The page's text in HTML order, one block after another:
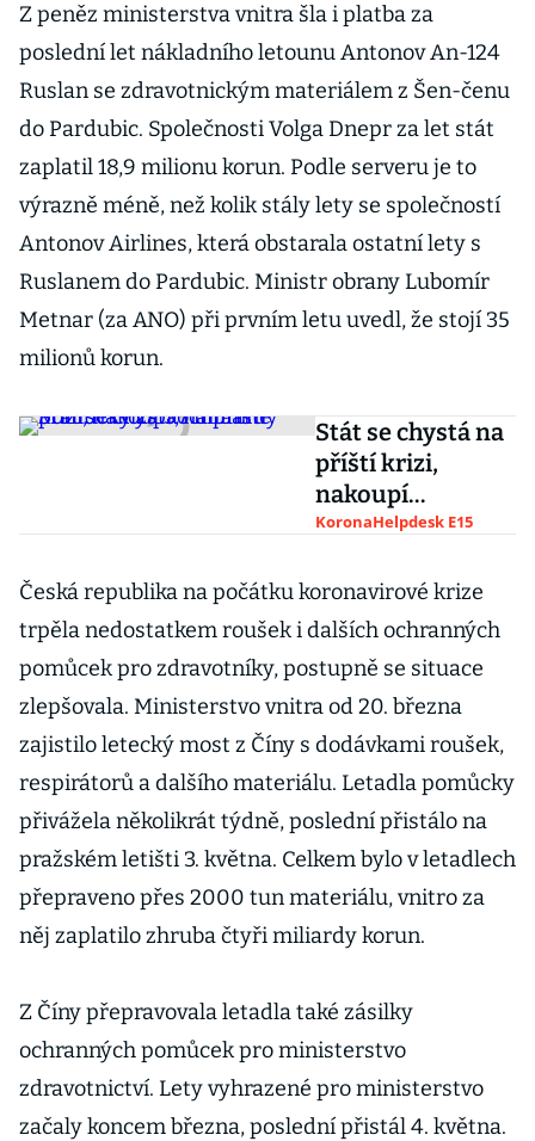
Z peněz ministerstva vnitra šla i platba za
poslední let nákladního letounu Antonov An-124
Ruslan se zdravotnickým materiálem z Šen-čenu
do Pardubic. Společnosti Volga Dnepr za let stát
zaplatil 18,9 milionu korun. Podle serveru je to
výrazně méně, než kolik stály lety se společností
Antonov Airlines, která obstarala ostatní lety s
Ruslanem do Pardubic. Ministr obrany Lubomír
Metnar (za ANO) při prvním letu uvedl, že stojí 35
milionů korun.
Stát se chystá na
příští krizi,
nakoupí
ochranné
miliardy
KoronaHelpdesk E15
Česká republika na počátku koronavirové krize
trpěla nedostatkem roušek i dalších ochranných
pomůcek pro zdravotníky, postupně se situace
zlepšovala. Ministerstvo vnitra od 20. března
zajistilo letecký most z Číny s dodávkami roušek,
respirátorů a dalšího materiálu. Letadla pomůcky
přivážela několikrát týdně, poslední přistálo na
pražském letišti 3. května. Celkem bylo v letadlech
přepraveno přes 2000 tun materiálu, vnitro za
něj zaplatilo zhruba čtyři miliardy korun.
Z Číny přepravovala letadla také zásilky
ochranných pomůcek pro ministerstvo
zdravotnictví. Lety vyhrazené pro ministerstvo
začaly koncem března, poslední přistál 4. května.